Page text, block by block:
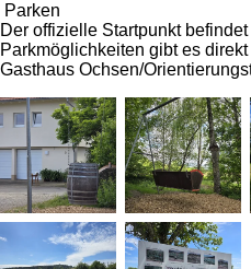
Parken
Der offizielle Startpunkt
Parkmöglichkeiten gibt es
Gasthaus Ochsen/